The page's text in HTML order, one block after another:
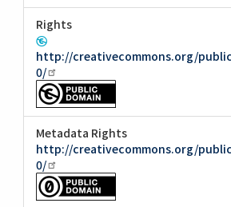
Rights
http://creativecommons.org/
0/
Metadata Rights
http://creativecommons.org/
0/